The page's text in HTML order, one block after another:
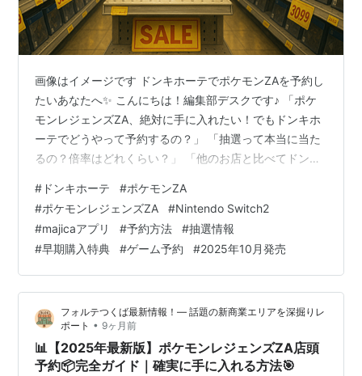
画像はイメージです ドンキホーテでポケモンZAを予約し
たいあなたへ✨ こんにちは！編集部デスクです♪ 「ポケ
モンレジェンズZA、絶対に手に入れたい！でもドンキホ
ーテでどうやって予約するの？」 「抽選って本当に当た
るの？倍率はどれくらい？」 「他のお店と比べてドンキ
安を抱えているあなた、本当によくわかります😭 2025
年10月16日に発売される『ポケモンレジェンズZA』は、
カロス地方のミアレシティを舞台にした超注目作🌟
Switch版とSwitch2版の両方が発売されるという、シリ
ーズ初の試みで話題沸騰中なんです💕 でも、人気作だか
らこそ「予約…
# ドンキホーテ #ポケモンZA
#ポケモンレジェンズZA #Nintendo Switch2
#majicaアプリ #予約方法 #抽選情報
#早期購入特典 #ゲーム予約 #2025年10月発売
フォルテつくば最新情報！— 話題の新商業エリアを深掘りレ
ポート • 9ヶ月前
📊【2025年最新版】ポケモンレジェンズZA店頭
予約📦完全ガイド｜確実に手に入れる方法🎯